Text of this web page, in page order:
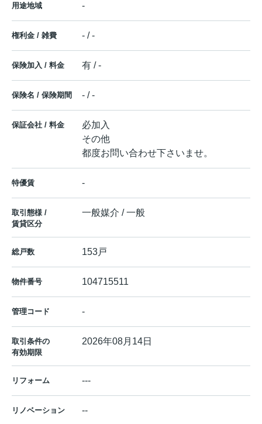
用途地域 -
権利金 / 雑費 - / -
保険加入 / 料金 有 / -
保険名 / 保険期間 - / -
保証会社 / 料金
必加入
その他
都度お問い合わせ下さいませ。
特優賃 -
取引態様 /
賃貸区分
一般媒介 / 一般
総戸数 153戸
物件番号 104715511
管理コード -
取引条件の
有効期限
2026年08月14日
リフォーム ---
リノベーション --